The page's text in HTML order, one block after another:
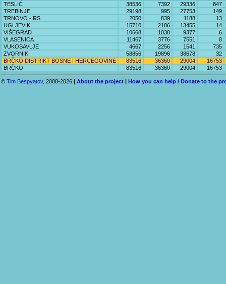
TESLIĆ
38536 7392 29336
847
TREBINJE
29198 995 27753
149
TRNOVO - RS
2050 839 1188
13
UGLJEVIK
15710 2186 13455
14
VIŠEGRAD
10668 1038 9377
6
VLASENICA
11467 3776 7551
8
VUKOSAVLJE
4667 2256 1541
735
ZVORNIK
58856 19896 38678
32
BRČKO DISTRIKT BOSNE I HERCEGOVINE
83516 36360 29004
16753
BRČKO
83516 36360 29004 16753
© Tim Bespyatov, 2008-2026 | About the project | How you can help / Donate to the